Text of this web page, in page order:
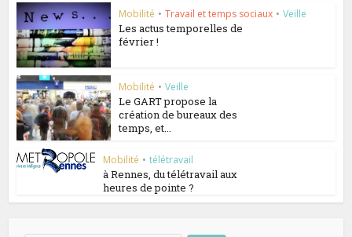
Mobilité • Travail et temps sociaux • Veille
Les actus temporelles de
février !
Mobilité • Veille
Le GART propose la
création de bureaux des
temps, et...
Mobilité • télétravail
à Rennes, du télétravail aux
heures de pointe ?